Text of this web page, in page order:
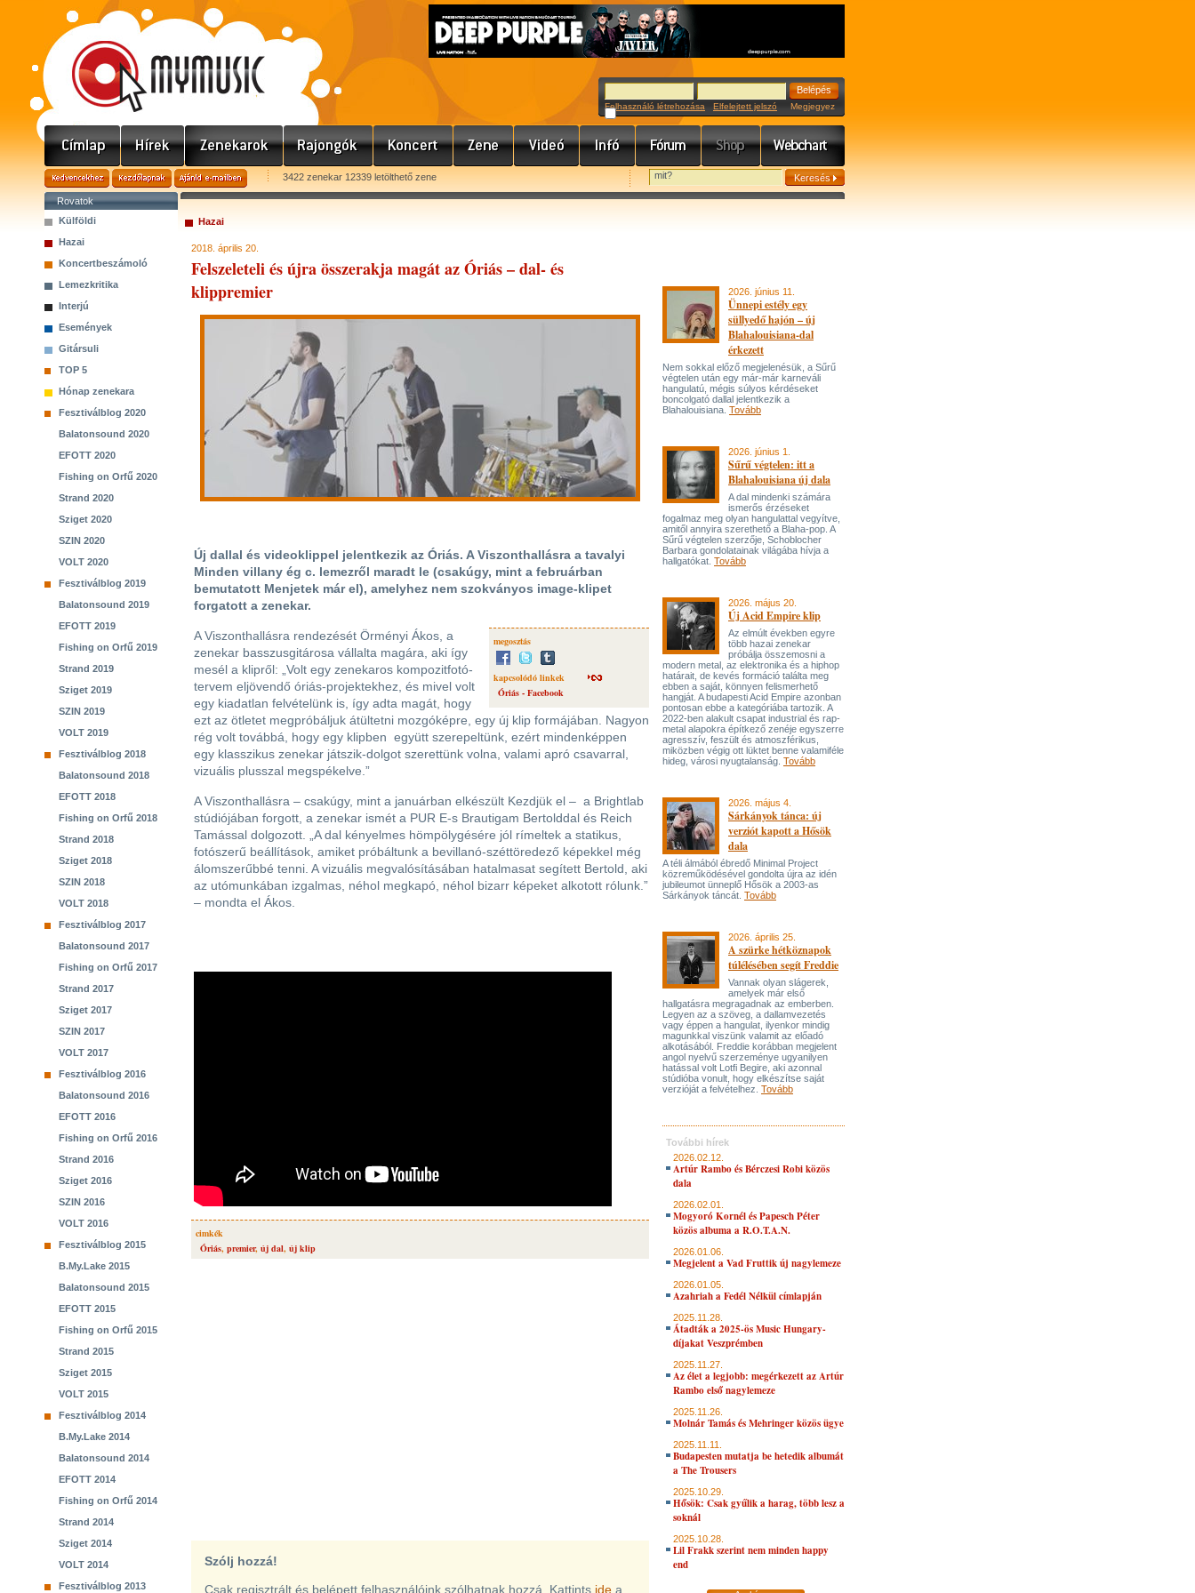
Felhasználó létrehozása Elfelejtett jelszó Megjegyez
3422 zenekar 12339 letölthető zene
Rovatok
Külföldi
Hazai
Koncertbeszámoló
Lemezkritika
Interjú
Események
Gitársuli
TOP 5
Hónap zenekara
Fesztiválblog 2020
Balatonsound 2020
EFOTT 2020
Fishing on Orfű 2020
Strand 2020
Sziget 2020
SZIN 2020
VOLT 2020
Fesztiválblog 2019
Balatonsound 2019
EFOTT 2019
Fishing on Orfű 2019
Strand 2019
Sziget 2019
SZIN 2019
VOLT 2019
Fesztiválblog 2018
Balatonsound 2018
EFOTT 2018
Fishing on Orfű 2018
Strand 2018
Sziget 2018
SZIN 2018
VOLT 2018
Fesztiválblog 2017
Balatonsound 2017
Fishing on Orfű 2017
Strand 2017
Sziget 2017
SZIN 2017
VOLT 2017
Fesztiválblog 2016
Balatonsound 2016
EFOTT 2016
Fishing on Orfű 2016
Strand 2016
Sziget 2016
SZIN 2016
VOLT 2016
Fesztiválblog 2015
B.My.Lake 2015
Balatonsound 2015
EFOTT 2015
Fishing on Orfű 2015
Strand 2015
Sziget 2015
VOLT 2015
Fesztiválblog 2014
B.My.Lake 2014
Balatonsound 2014
EFOTT 2014
Fishing on Orfű 2014
Strand 2014
Sziget 2014
VOLT 2014
Fesztiválblog 2013
Hazai
2018. április 20.
Felszeleteli és újra összerakja magát az Óriás – dal- és
klippremier
Új dallal és videoklippel jelentkezik az Óriás. A Viszonthallásra a tavalyi
Minden villany ég c. lemezről maradt le (csakúgy, mint a februárban
bemutatott Menjetek már el), amelyhez nem szokványos image-klipet
forgatott a zenekar.
megosztás
kapcsolódó linkek
Óriás - Facebook
A Viszonthallásra rendezését Örményi Ákos, a
zenekar basszusgitárosa vállalta magára, aki így
mesél a klipről: „Volt egy zenekaros kompozitfotó-
tervem eljövendő óriás-projektekhez, és mivel volt
egy kiadatlan felvételünk is, így adta magát, hogy
ezt az ötletet megpróbáljuk átültetni mozgóképre, egy új klip formájában. Nagyon
rég volt továbbá, hogy egy klipben együtt szerepeltünk, ezért mindenképpen
egy klasszikus zenekar játszik-dolgot szerettünk volna, valami apró csavarral,
vizuális plusszal megspékelve.”
A Viszonthallásra – csakúgy, mint a januárban elkészült Kezdjük el – a Brightlab
stúdiójában forgott, a zenekar ismét a PUR E-s Brautigam Bertolddal és Reich
Tamással dolgozott. „A dal kényelmes hömpölygésére jól rímeltek a statikus,
fotószerű beállítások, amiket próbáltunk a bevillanó-széttöredező képekkel még
álomszerűbbé tenni. A vizuális megvalósításában hatalmasat segített Bertold, aki
az utómunkában izgalmas, néhol megkapó, néhol bizarr képeket alkotott rólunk.”
– mondta el Ákos.
cimkék
Óriás, premier, új dal, új klip
Szólj hozzá!
Csak regisztrált és belépett felhasználóink szólhatnak hozzá. Kattints ide a
2026. június 11.
Ünnepi estély egy
süllyedő hajón – új
Blahalouisiana-dal
érkezett
Nem sokkal előző megjelenésük, a Sűrű
végtelen után egy már-már karneváli
hangulatú, mégis súlyos kérdéseket
boncolgató dallal jelentkezik a
Blahalouisiana. Tovább
2026. június 1.
Sűrű végtelen: itt a
Blahalouisiana új dala
A dal mindenki számára
ismerős érzéseket
fogalmaz meg olyan hangulattal vegyítve,
amitől annyira szerethető a Blaha-pop. A
Sűrű végtelen szerzője, Schoblocher
Barbara gondolatainak világába hívja a
hallgatókat. Tovább
2026. május 20.
Új Acid Empire klip
Az elmúlt években egyre
több hazai zenekar
próbálja összemosni a
modern metal, az elektronika és a hiphop
határait, de kevés formáció találta meg
ebben a saját, könnyen felismerhető
hangját. A budapesti Acid Empire azonban
pontosan ebbe a kategóriába tartozik. A
2022-ben alakult csapat industrial és rap-
metal alapokra építkező zenéje egyszerre
agresszív, feszült és atmoszférikus,
miközben végig ott lüktet benne valamiféle
hideg, városi nyugtalanság. Tovább
2026. május 4.
Sárkányok tánca: új
verziót kapott a Hősök
dala
A téli álmából ébredő Minimal Project
közreműködésével gondolta újra az idén
jubileumot ünneplő Hősök a 2003-as
Sárkányok táncát. Tovább
2026. április 25.
A szürke hétköznapok
túlélésében segít Freddie
Vannak olyan slágerek,
amelyek már első
hallgatásra megragadnak az emberben.
Legyen az a szöveg, a dallamvezetés
vagy éppen a hangulat, ilyenkor mindig
magunkkal viszünk valamit az előadó
alkotásából. Freddie korábban megjelent
angol nyelvű szerzeménye ugyanilyen
hatással volt Lotfi Begire, aki azonnal
stúdióba vonult, hogy elkészítse saját
verzióját a felvételhez. Tovább
További hírek
2026.02.12.
Artúr Rambo és Bérczesi Robi közös
dala
2026.02.01.
Mogyoró Kornél és Papesch Péter
közös albuma a R.O.T.A.N.
2026.01.06.
Megjelent a Vad Fruttik új nagylemeze
2026.01.05.
Azahriah a Fedél Nélkül címlapján
2025.11.28.
Átadták a 2025-ös Music Hungary-
díjakat Veszprémben
2025.11.27.
Az élet a legjobb: megérkezett az Artúr
Rambo első nagylemeze
2025.11.26.
Molnár Tamás és Mehringer közös ügye
2025.11.11.
Budapesten mutatja be hetedik albumát
a The Trousers
2025.10.29.
Hősök: Csak gyűlik a harag, több lesz a
soknál
2025.10.28.
Lil Frakk szerint nem minden happy
end